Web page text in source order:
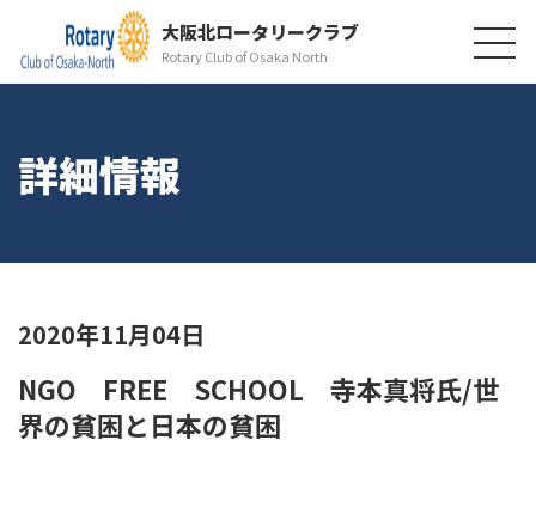
大阪北ロータリークラブ
Rotary Club of Osaka North
詳細情報
2020年11月04日
NGO FREE SCHOOL 寺本真将氏/世
界の貧困と日本の貧困